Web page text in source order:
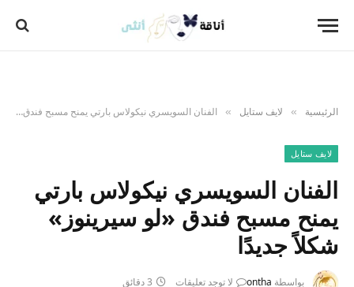
الرئيسية » لايف ستايل » الفنان السويسري نيكولاس بارتي يمنح مسبح فندق «لو سيرينوز» شكلاً جديدًا
لايف ستايل
الفنان السويسري نيكولاس بارتي
يمنح مسبح فندق «لو سيرينوز»
شكلاً جديدًا
بواسطة ontha لا توجد تعليقات 3 دقائق